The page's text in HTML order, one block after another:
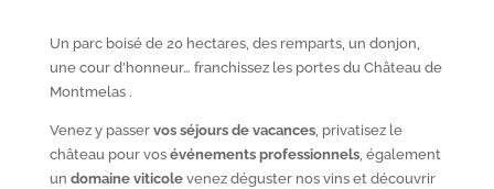
Un parc boisé de 20 hectares, des remparts, un donjon,
une cour d’honneur… franchissez les portes du Château de
Montmelas .
Venez y passer vos séjours de vacances, privatisez le
château pour vos événements professionnels, également
un domaine viticolevenez déguster nos vins et découvrir